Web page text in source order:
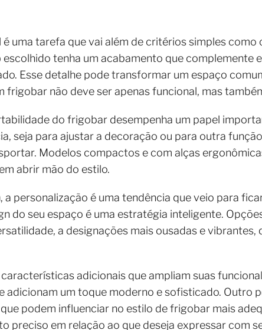
uma tarefa que vai além de critérios simples como
tenha um acabamento que complemente
Esse detalhe pode transformar um espaço
frigobar não deve ser apenas funcional, mas
do frigobar desempenha um papel
seja para ajustar a decoração ou para outra
Modelos compactos e com alças
abrir mão do estilo.
a personalização é uma tendência que veio para
do seu espaço é uma estratégia inteligente.
a designações mais ousadas e
adicionais que ampliam suas
adicionam um toque moderno e sofisticado. Outro
podem influenciar no estilo de frigobar mais
preciso em relação ao que deseja expressar com